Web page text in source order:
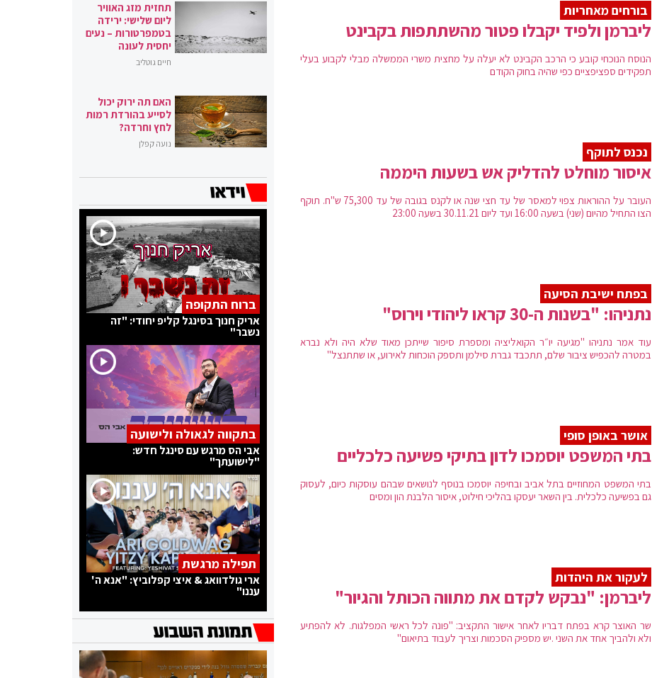
בורחים מאחריות
ליברמן ולפיד יקבלו פטור מהשתתפות בקבינט
הנוסח הנוכחי קובע כי הרכב הקבינט לא יעלה על מחצית משרי הממשלה מבלי לקבוע בעלי
תפקידים ספציפציים כפי שהיה בחוק הקודם
נכנס לתוקף
איסור מוחלט להדליק אש בשעות היממה
העובר על ההוראות צפוי למאסר של עד חצי שנה או לקנס בגובה של עד 75,300 ש"ח. תוקף
הצו התחיל מהיום (שני) בשעה 16:00 ועד ליום 30.11.21 בשעה 23:00
בפתח ישיבת הסיעה
נתניהו: "בשנות ה-30 קראו ליהודי וירוס"
עוד אמר נתניהו "מגיעה יו״ר הקואליציה ומספרת סיפור שייתכן מאוד שלא היה ולא נברא
במטרה להכפיש ציבור שלם, תתכבד גברת סילמן ותספק הוכחות לאירוע, או שתתנצל"
אושר באופן סופי
בתי המשפט יוסמכו לדון בתיקי פשיעה כלכליים
בתי המשפט המחוזיים בתל אביב ובחיפה יוסמכו בנוסף לנושאים שבהם עוסקות כיום, לעסוק
גם בפשיעה כלכלית. בין השאר יעסקו בהליכי חילוט, איסור הלבנת הון ומסים
לעקור את היהדות
ליברמן: "נבקש לקדם את מתווה הכותל והגיור"
שר האוצר קרא בפתח דבריו לאחר אישור התקציב: "פונה לכל ראשי המפלגות. לא להפתיע
ולא ולהביך אחד את השני .יש מספיק הסכמות וצריך לעבוד בתיאום"
תחזית מזג האוויר
ליום שלישי: ירידה
בטמפרטורות – נעים
יחסית לעונה
חיים גוטליב
האם תה ירוק יכול
לסייע בהורדת רמות
לחץ וחרדה?
נועה קפלן
ברוח התקופה
אריק חנוך בסינגל קליפ יחודי: "זה
נשבר"
בתקווה לגאולה ולישועה
אבי הס מרגש עם סינגל חדש:
"לישועתך"
תפילה מרגשת
ארי גולדוואג & איצי קפלוביץ: "אנא ה'
עננו"